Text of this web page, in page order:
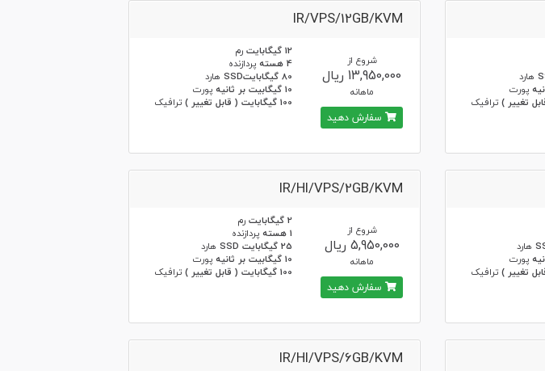
هارد
پورت
ترافیک
IR/VPS/12GB/KVM
12 گیگابایت
رم
4 هسته
پردازنده
80 گیگابایتSSD
هارد
10 گیگابیت بر ثانیه
پورت
100 گیگابایت ( قابل تغییر )
ترافیک
شروع از
13,950,000 ریال
ماهانه
سفارش دهید
هارد
پورت
ترافیک
IR/HI/VPS/2GB/KVM
2 گیگابایت
رم
1 هسته
پردازنده
25 گیگابایت SSD
هارد
10 گیگابیت بر ثانیه
پورت
100 گیگابایت ( قابل تغییر )
ترافیک
شروع از
5,950,000 ریال
ماهانه
سفارش دهید
IR/HI/VPS/6GB/KVM